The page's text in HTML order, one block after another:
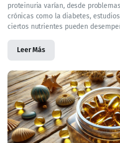
proteinuria varían, desde
crónicas como la diabetes,
ciertos nutrientes pueden
Leer Más